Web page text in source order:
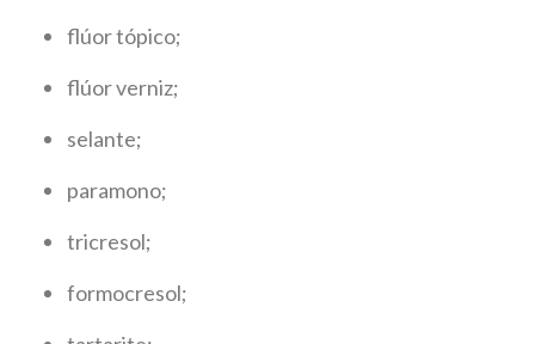
flúor tópico;
flúor verniz;
selante;
paramono;
tricresol;
formocresol;